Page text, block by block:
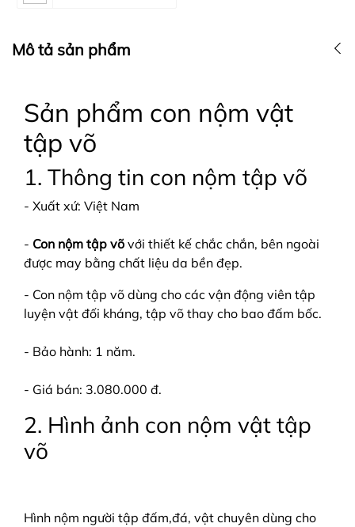
Mô tả sản phẩm
Sản phẩm con nộm vật
tập võ
1. Thông tin con nộm tập võ
- Xuất xứ: Việt Nam
- Con nộm tập võ với thiết kế chắc chắn, bên ngoài
được may bằng chất liệu da bền đẹp.
- Con nộm tập võ dùng cho các vận động viên tập
luyện vật đối kháng, tập võ thay cho bao đấm bốc.
- Bảo hành: 1 năm.
- Giá bán: 3.080.000 đ.
2. Hình ảnh con nộm vật tập
võ
Hình nộm người tập đấm,đá, vật chuyên dùng cho